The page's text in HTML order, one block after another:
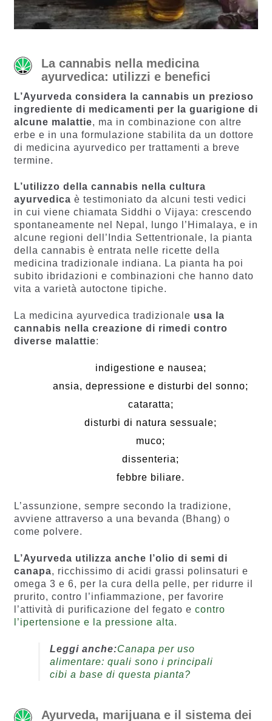
La cannabis nella medicina
ayurvedica: utilizzi e benefici
L’Ayurveda considera la cannabis un prezioso
ingrediente di medicamenti per la guarigione di
alcune malattie, ma in combinazione con altre
erbe e in una formulazione stabilita da un dottore
di medicina ayurvedico per trattamenti a breve
termine.
L’utilizzo della cannabis nella cultura
ayurvedica è testimoniato da alcuni testi vedici
in cui viene chiamata Siddhi o Vijaya: crescendo
spontaneamente nel Nepal, lungo l’Himalaya, e in
alcune regioni dell’India Settentrionale, la pianta
della cannabis è entrata nelle ricette della
medicina tradizionale indiana. La pianta ha poi
subito ibridazioni e combinazioni che hanno dato
vita a varietà autoctone tipiche.
La medicina ayurvedica tradizionale usa la
cannabis nella creazione di rimedi contro
diverse malattie:
indigestione e nausea;
ansia, depressione e disturbi del sonno;
cataratta;
disturbi di natura sessuale;
muco;
dissenteria;
febbre biliare.
L’assunzione, sempre secondo la tradizione,
avviene attraverso a una bevanda (Bhang) o
come polvere.
L’Ayurveda utilizza anche l’olio di semi di
canapa, ricchissimo di acidi grassi polinsaturi e
omega 3 e 6, per la cura della pelle, per ridurre il
prurito, contro l’infiammazione, per favorire
l’attività di purificazione del fegato e contro
l’ipertensione e la pressione alta.
Leggi anche:Canapa per uso
alimentare: quali sono i principali
cibi a base di questa pianta?
Ayurveda, marijuana e il sistema dei